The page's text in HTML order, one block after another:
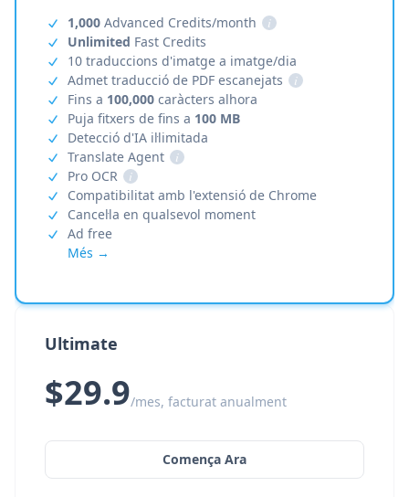
1,000 Advanced Credits/month
i
Unlimited Fast Credits
10 traduccions d'imatge a imatge/dia
Admet traducció de PDF escanejats
i
Fins a 100,000 caràcters alhora
Puja fitxers de fins a 100 MB
Detecció d'IA il·limitada
Translate Agent
i
Pro OCR
i
Compatibilitat amb l'extensió de Chrome
Cancel·la en qualsevol moment
Ad free
Més →
Ultimate
$29.9/mes, facturat anualment
Comença Ara